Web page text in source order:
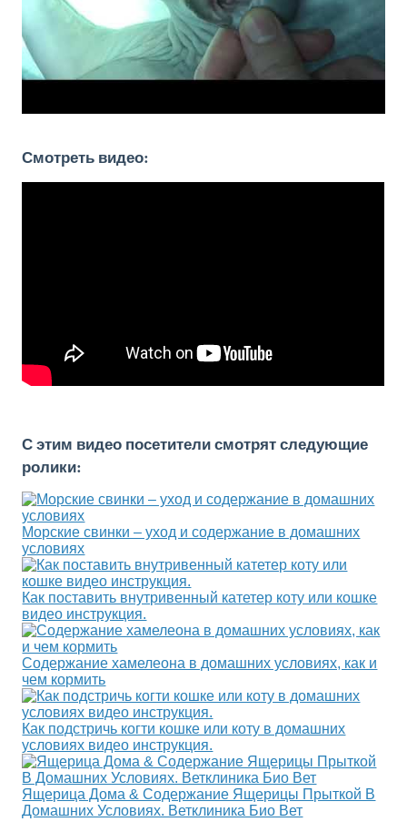
Смотреть видео:
С этим видео посетители смотрят следующие
ролики:
Морские свинки – уход и содержание в домашних
условиях
Как поставить внутривенный катетер коту или кошке
видео инструкция.
Содержание хамелеона в домашних условиях, как и
чем кормить
Как подстричь когти кошке или коту в домашних
условиях видео инструкция.
Ящерица Дома & Содержание Ящерицы Прыткой В
Домашних Условиях. Ветклиника Био Вет